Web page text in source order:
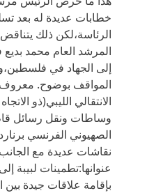
خطابات عديدة له بعد
الرئاسة،لكن ذلك
المرشد العام محمد
إلى الجهاد في
المواقف بوضوح.
الانتقالي الليبي(ذو
وساطات ونقل رسائل
الصهيوني الفرنسي
نقاشات عديدة مع الجانب
عنوانها:تطمينات لبيبة
بإقامة علاقات جيدة بين